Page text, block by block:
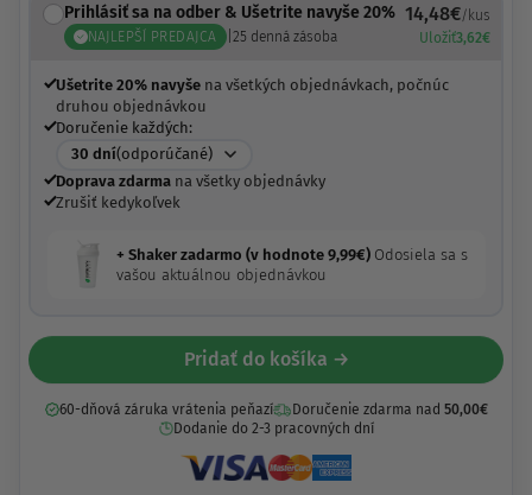
Prihlásiť sa na odber & Ušetrite navyše 20%
NAJLEPŠÍ PREDAJCA | 25 denná zásoba
14,48€/kus
Uložiť3,62€
Ušetrite 20% navyšena všetkých objednávkach, počnúc
druhou objednávkou
Doručenie každých:
30 dní(odporúčané)
Doprava zdarmana všetky objednávky
Zrušiť kedykoľvek
+ Shaker zadarmo (v hodnote 9,99€) Odosiela sa s
vašou aktuálnou objednávkou
Pridať do košíka →
60-dňová záruka vrátenia peňazí Doručenie zdarma nad 50,00€
Dodanie do 2-3 pracovných dní